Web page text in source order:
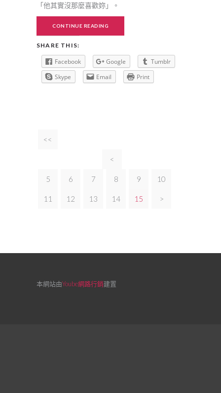
「他其實沒那麼喜歡妳」。
CONTINUE READING
SHARE THIS:
Facebook Google
Tumblr
Skype
Email Print
<<
<
5 6 7 8 9 10
11 12 13 14 15 >
本網站由Yoube網路行銷建置